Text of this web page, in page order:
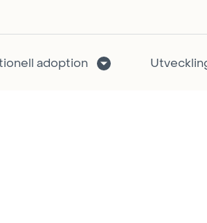
adoption